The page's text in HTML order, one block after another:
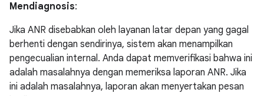
Mendiagnosis:
Jika ANR disebabkan oleh layanan latar depan yang gagal
berhenti dengan sendirinya, sistem akan menampilkan
pengecualian internal. Anda dapat memverifikasi bahwa ini
adalah masalahnya dengan memeriksa laporan ANR. Jika
ini adalah masalahnya, laporan akan menyertakan pesan